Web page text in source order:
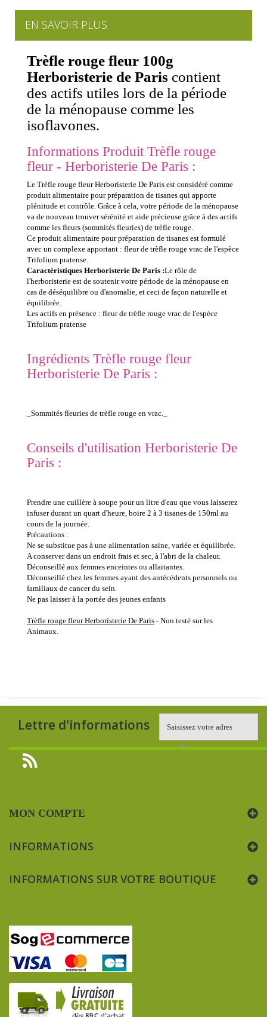
EN SAVOIR PLUS
Trèfle rouge fleur 100g
Herboristerie de Paris contient
des actifs utiles lors de la période
de la ménopause comme les
isoflavones.
Informations Produit Trèfle rouge
fleur - Herboristerie De Paris :
Le Trèfle rouge fleur Herboristerie De Paris est considéré comme
produit alimentaire pour préparation de tisanes qui apporte
plénitude et contrôle. Grâce à cela, votre période de la ménopause
va de nouveau trouver sérénité et aide précieuse grâce à des actifs
comme les fleurs (sommités fleuries) de trèfle rouge.
Ce produit alimentaire pour préparation de tisanes est formulé
avec un complexe apportant : fleur de trèfle rouge vrac de l'espèce
Trifolium pratense.
Caractéristiques Herboristerie De Paris :Le rôle de
l'herboristerie est de soutenir votre période de la ménopause en
cas de déséquilibre ou d'anomalie, et ceci de façon naturelle et
équilibrée.
Les actifs en présence : fleur de trèfle rouge vrac de l'espèce
Trifolium pratense
Ingrédients Trèfle rouge fleur
Herboristerie De Paris :
_Sommités fleuries de trèfle rouge en vrac._
Conseils d'utilisation Herboristerie De
Paris :
Prendre une cuillère à soupe pour un litre d'eau que vous laisserez
infuser durant un quart d'heure, boire 2 à 3 tisanes de 150ml au
cours de la journée.
Précautions :
Ne se substitue pas à une alimentation saine, variée et équilibrée.
A conserver dans un endroit frais et sec, à l'abri de la chaleur.
Déconseillé aux femmes enceintes ou allaitantes.
Déconseillé chez les femmes ayant des antécédents personnels ou
familiaux de cancer du sein.
Ne pas laisser à la portée des jeunes enfants
Trèfle rouge fleur Herboristerie De Paris - Non testé sur les
Animaux.
Lettre d'informations
MON COMPTE
INFORMATIONS
INFORMATIONS SUR VOTRE BOUTIQUE